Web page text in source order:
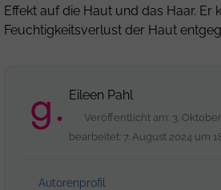
Effekt auf die Haut und das Haar. Er
Feuchtigkeitsverlust der Haut
Eileen Pahl
Veröffentlicht am: 3.
bearbeitet: 7. August 2024 um
Autorenprofil